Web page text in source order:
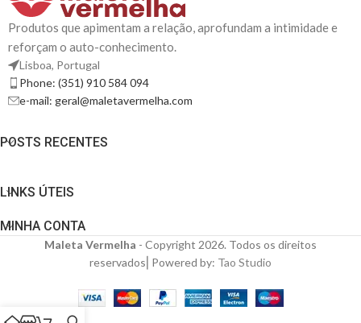
Produtos que apimentam a relação, aprofundam a intimidade e
reforçam o auto-conhecimento.
Lisboa, Portugal
Phone: (351) 910 584 094
e-mail: geral@maletavermelha.com
POSTS RECENTES
LINKS ÚTEIS
MINHA CONTA
Maleta Vermelha - Copyright 2026. Todos os direitos
reservados⎜Powered by: Tao Studio